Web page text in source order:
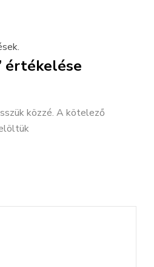
értékelése
közzé. A kötelező